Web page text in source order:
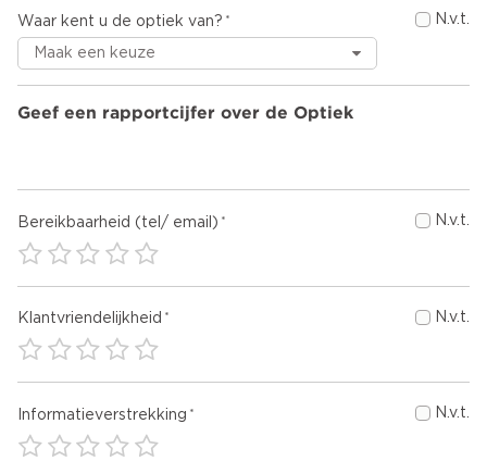
Waar kent u de optiek van? N.v.t.
Geef een rapportcijfer over de Optiek
Bereikbaarheid (tel/ email) N.v.t.
Klantvriendelijkheid N.v.t.
Informatieverstrekking N.v.t.